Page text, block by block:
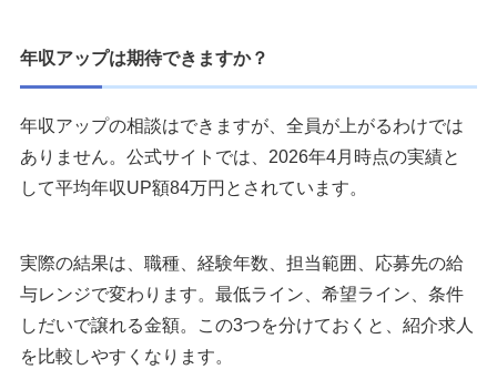
年収アップは期待できますか？
年収アップの相談はできますが、全員が上がるわけでは
ありません。公式サイトでは、2026年4月時点の実績と
して平均年収UP額84万円とされています。
実際の結果は、職種、経験年数、担当範囲、応募先の給
与レンジで変わります。最低ライン、希望ライン、条件
しだいで譲れる金額。この3つを分けておくと、紹介求人
を比較しやすくなります。